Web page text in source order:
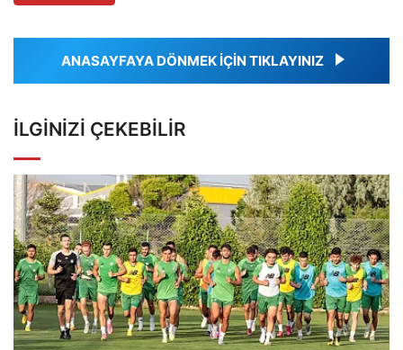
ANASAYFAYA DÖNMEK İÇİN TIKLAYINIZ
İLGINIZI ÇEKEBILIR